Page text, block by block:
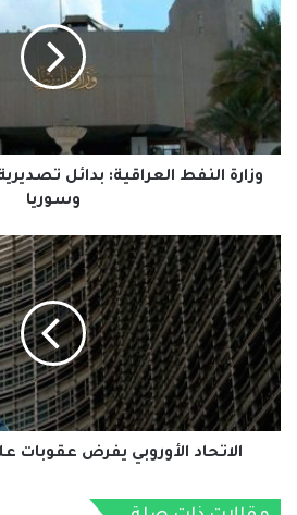
العراقية:
بدائل
تصديرية
تشمل
وسوريا
وزارة النفط العراقية: بدائل
وسوريا
الاتحاد
الأوروبي
يفرض
عقوبات
على
مسؤولين
روس
الاتحاد الأوروبي يفرض